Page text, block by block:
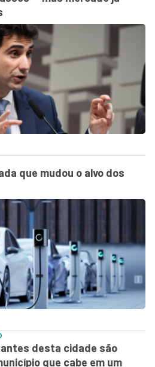
que mudou o alvo dos
desta cidade são
que cabe em um